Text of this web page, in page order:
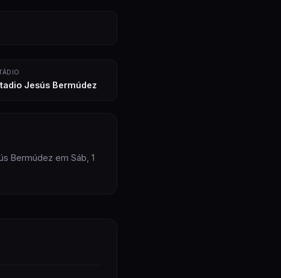
Jesús Bermúdez
Bermúdez em Sáb, 1